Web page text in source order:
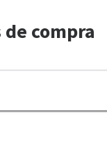
compra